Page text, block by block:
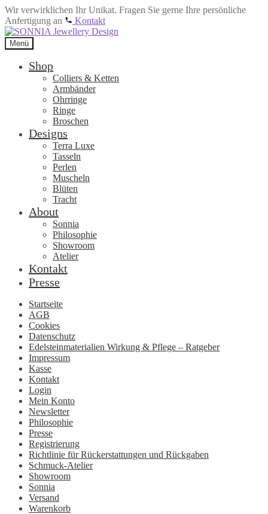
Wir verwirklichen Ihr Unikat. Fragen Sie gerne Ihre persönliche
Anfertigung an
Kontakt
Zur
Navigation
springen
Zum
Inhalt
springen
Menü
Shop
Colliers & Ketten
Armbänder
Ohrringe
Ringe
Broschen
Designs
Terra Luxe
Tasseln
Perlen
Muscheln
Blüten
Tracht
About
Sonnia
Philosophie
Showroom
Atelier
Kontakt
Presse
Startseite
AGB
Cookies
Datenschutz
Edelsteinmaterialien Wirkung & Pflege – Ratgeber
Impressum
Kasse
Kontakt
Login
Mein Konto
Newsletter
Philosophie
Presse
Registrierung
Richtlinie für Rückerstattungen und Rückgaben
Schmuck-Atelier
Showroom
Sonnia
Versand
Warenkorb